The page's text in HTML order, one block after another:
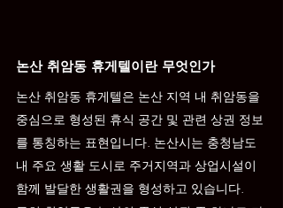
논산 취암동 휴게텔이란 무엇인가
논산 취암동 휴게텔은 논산 지역 내 취암동을
중심으로 형성된 휴식 공간 및 관련 상권 정보
를 통칭하는 표현입니다. 논산시는 충청남도
내 주요 생활 도시로 주거지역과 상업시설이
함께 발달한 생활권을 형성하고 있습니다.